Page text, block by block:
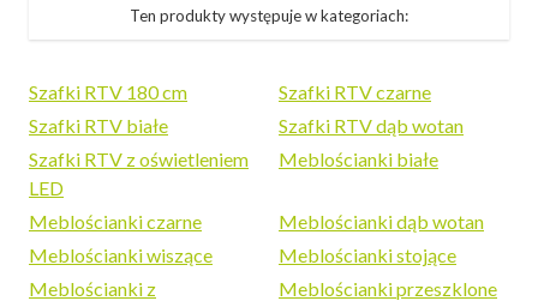
Ten produkty występuje w kategoriach:
Szafki RTV 180 cm
Szafki RTV czarne
Szafki RTV białe
Szafki RTV dąb wotan
Szafki RTV z oświetleniem
LED
Meblościanki białe
Meblościanki czarne
Meblościanki dąb wotan
Meblościanki wiszące
Meblościanki stojące
Meblościanki z
Meblościanki przeszklone